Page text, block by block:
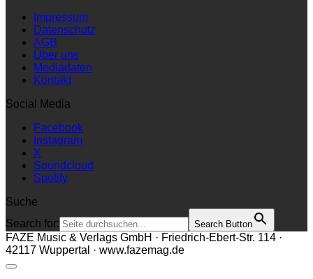
Impressum
Datenschutz
AGB
Über uns
Mediadaten
Kontakt
Social Media
Facebook
Instagram
X
Soundcloud
Spotify
Suche
Search for:
Search Button
FAZE Music & Verlags GmbH · Friedrich-Ebert-Str. 114 ·
42117 Wuppertal · www.fazemag.de